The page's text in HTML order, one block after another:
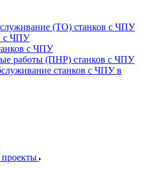
(ТО) станков с ЧПУ
с ЧПУ
с ЧПУ
работы (ПНР) станков с ЧПУ
станков с ЧПУ в
проекты